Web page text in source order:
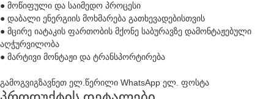
● მოწიფული და საიმედო პროცესი
● დაბალი ენერგიის მოხმარება გათხევადებისთვის
● მცირე იატაკის ფართობის მქონე საბურავზე დამონტაჟებული
აღჭურვილობა
● მარტივი მონტაჟი და ტრანსპორტირება
გამოგვიგზავნეთ ელ.წერილი WhatsApp ელ. ფოსტა